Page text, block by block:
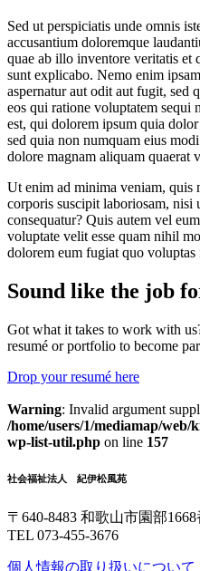
Sed ut perspiciatis unde omnis
accusantium doloremque
quae ab illo inventore veritatis et
sunt explicabo. Nemo enim
aspernatur aut odit aut fugit, sed
eos qui ratione voluptatem sequi
est, qui dolorem ipsum quia
sed quia non numquam eius
dolore magnam aliquam quaerat
Ut enim ad minima veniam, quis
corporis suscipit laboriosam, nisi
consequatur? Quis autem vel
voluptate velit esse quam nihil
dolorem eum fugiat quo voluptas
Sound like the job
Got what it takes to work with
resumé or portfolio to become
Drop your resumé here
Warning: Invalid argument
/home/users/1/mediamap/web/
wp-list-util.php on line 157
社会福祉法人 紀伊松風苑
〒640-8483 和歌山市園部1668
TEL 073-455-3676
個人情報の取り扱いについて